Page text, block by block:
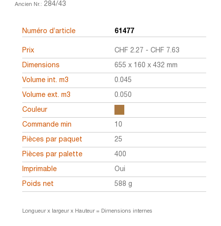
Ancien Nr.: 284/43
Numéro d’article 61477
Prix CHF 2.27 - CHF 7.63
Dimensions 655 x 160 x 432 mm
Volume int. m3 0.045
Volume ext. m3 0.050
Couleur
Commande min 10
Pièces par paquet 25
Pièces par palette 400
Imprimable Oui
Poids net 588 g
Longueur x largeur x Hauteur = Dimensions internes